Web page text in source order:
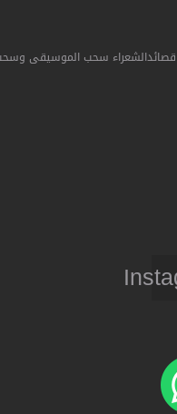
سحب الموسيقى وسحب